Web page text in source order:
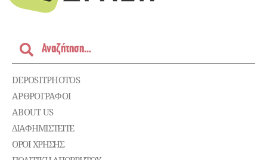
DEPOSITPHOTOS
ΑΡΘΡΟΓΡΑΦΟΙ
ABOUT US
ΔΙΑΦΗΜΙΣΤΕΊΤΕ
ΌΡΟΙ ΧΡΉΣΗΣ